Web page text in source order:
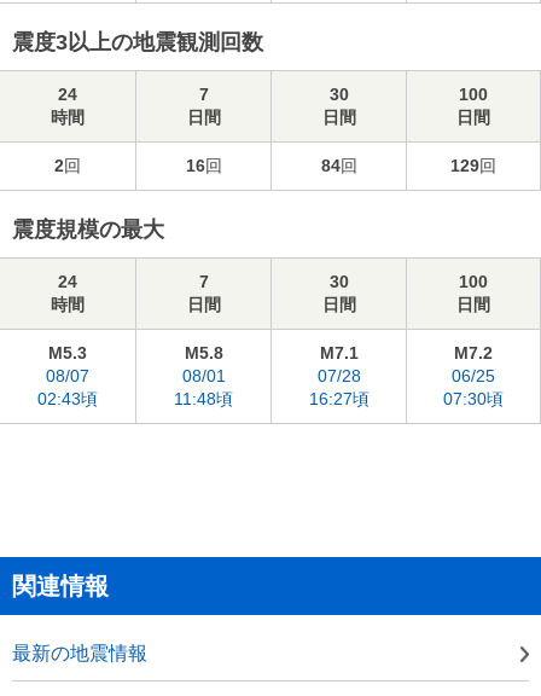
震度3以上の地震観測回数
24
時間
7
日間
30
日間
100
日間
2回 16回 84回 129回
震度規模の最大
24
時間
7
日間
30
日間
100
日間
M5.3
08/07
02:43頃
M5.8
08/01
11:48頃
M7.1
07/28
16:27頃
M7.2
06/25
07:30頃
関連情報
最新の地震情報